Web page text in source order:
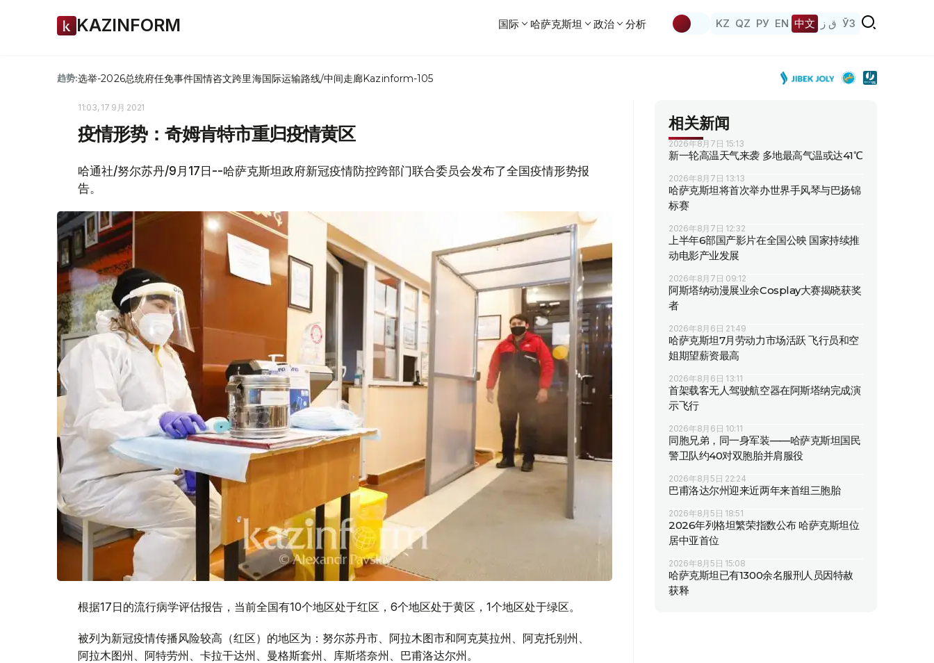
KAZINFORM 国际 哈萨克斯坦 政治 分析 KZ QZ РУ EN 中文 ق ز ЎЗ
趋势:选举-2026总统府任免事件国情咨文跨里海国际运输路线/中间走廊Kazinform-105
11:03, 17 9月 2021
疫情形势：奇姆肯特市重归疫情黄区
哈通社/努尔苏丹/9月17日--哈萨克斯坦政府新冠疫情防控跨部门联合委员会发布了全国疫情形势报
告。
根据17日的流行病学评估报告，当前全国有10个地区处于红区，6个地区处于黄区，1个地区处于绿区。
被列为新冠疫情传播风险较高（红区）的地区为：努尔苏丹市、阿拉木图市和阿克莫拉州、阿克托别州、
阿拉木图州、阿特劳州、卡拉干达州、曼格斯套州、库斯塔奈州、巴甫洛达尔州。
相关新闻
2026年8月7日 15:13
新一轮高温天气来袭 多地最高气温或达41℃
2026年8月7日 13:13
哈萨克斯坦将首次举办世界手风琴与巴扬锦
标赛
2026年8月7日 12:32
上半年6部国产影片在全国公映 国家持续推
动电影产业发展
2026年8月7日 09:12
阿斯塔纳动漫展业余Cosplay大赛揭晓获奖
者
2026年8月6日 21:49
哈萨克斯坦7月劳动力市场活跃 飞行员和空
姐期望薪资最高
2026年8月6日 13:11
首架载客无人驾驶航空器在阿斯塔纳完成演
示飞行
2026年8月6日 10:11
同胞兄弟，同一身军装——哈萨克斯坦国民
警卫队约40对双胞胎并肩服役
2026年8月5日 22:24
巴甫洛达尔州迎来近两年来首组三胞胎
2026年8月5日 18:51
2026年列格坦繁荣指数公布 哈萨克斯坦位
居中亚首位
2026年8月5日 15:08
哈萨克斯坦已有1300余名服刑人员因特赦
获释